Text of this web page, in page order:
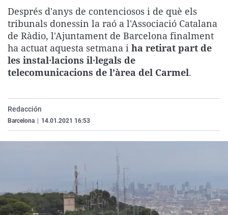
La rosa de los vientos
Gente viajera
Como el perro y el
Caso
Retornados
Equipo de
Extremadura
Galicia
La Rioja
Virales
Televisión
Elecciones
Després d'anys de contenciosos i de què els
tribunals donessin la raó a l'Associació Catalana
de Ràdio, l'Ajuntament de Barcelona finalment
ha actuat aquesta setmana i ha retirat part de
les instal·lacions il·legals de
telecomunicacions de l’àrea del Carmel.
Redacción
Barcelona 14.01.2021 16:53